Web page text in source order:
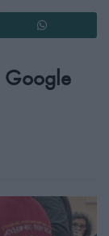
Google